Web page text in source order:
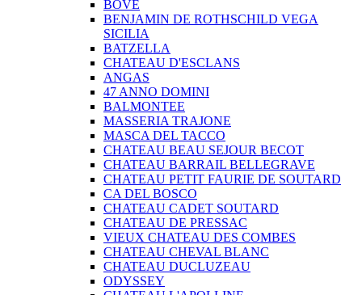
BOVE
BENJAMIN DE ROTHSCHILD VEGA
SICILIA
BATZELLA
CHATEAU D'ESCLANS
ANGAS
47 ANNO DOMINI
BALMONTEE
MASSERIA TRAJONE
MASCA DEL TACCO
CHATEAU BEAU SEJOUR BECOT
CHATEAU BARRAIL BELLEGRAVE
CHATEAU PETIT FAURIE DE SOUTARD
CA DEL BOSCO
CHATEAU CADET SOUTARD
CHATEAU DE PRESSAC
VIEUX CHATEAU DES COMBES
CHATEAU CHEVAL BLANC
CHATEAU DUCLUZEAU
ODYSSEY